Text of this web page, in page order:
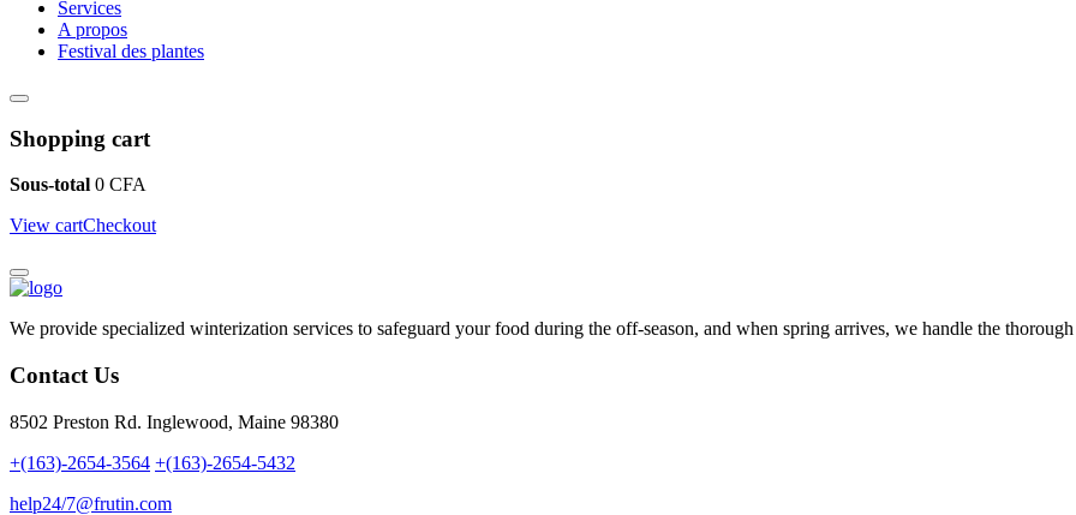
Services
A propos
Festival des plantes
Shopping cart
Sous-total 0 CFA
View cartCheckout
We provide specialized winterization services to safeguard your food during the off-season, and when spring arrives, we handle the
Contact Us
8502 Preston Rd. Inglewood, Maine 98380
+(163)-2654-3564 +(163)-2654-5432
help24/7@frutin.com